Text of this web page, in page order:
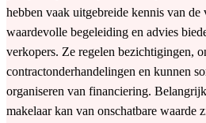
hebben vaak uitgebreide kennis van de
waardevolle begeleiding en advies
verkopers. Ze regelen bezichtigingen,
contractonderhandelingen en kunnen
organiseren van financiering.
makelaar kan van onschatbare waarde